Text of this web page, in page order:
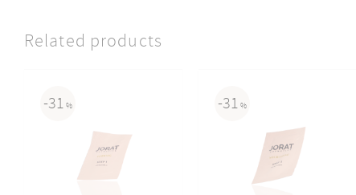
Related products
31 % 31 %